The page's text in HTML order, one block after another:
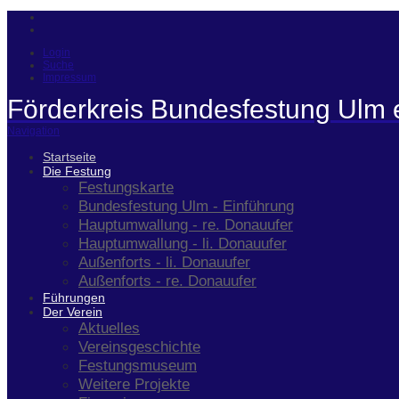
Login
Suche
Impressum
Förderkreis Bundesfestung Ulm
Navigation
Startseite
Die Festung
Festungskarte
Bundesfestung Ulm - Einführung
Hauptumwallung - re. Donauufer
Hauptumwallung - li. Donauufer
Außenforts - li. Donauufer
Außenforts - re. Donauufer
Führungen
Der Verein
Aktuelles
Vereinsgeschichte
Festungsmuseum
Weitere Projekte